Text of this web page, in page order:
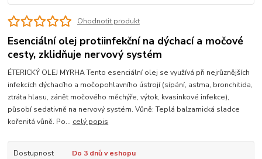
Ohodnotit produkt
Esenciální olej protiinfekční na dýchací a močové
cesty, zklidňuje nervový systém
ÉTERICKÝ OLEJ MYRHA Tento esenciální olej se využívá při nejrůznějších
infekcích dýchacího a močopohlavního ústrojí (sípání, astma, bronchitida,
ztráta hlasu, zánět močového měchýře, výtok, kvasinkové infekce),
působí sedativně na nervový systém. Vůně: Teplá balzamická sladce
kořenitá vůně. Po... celý popis
Dostupnost Do 3 dnů v eshopu